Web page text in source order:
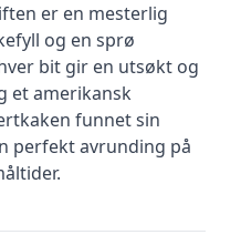
er en mesterlig
og en sprø
bit gir en utsøkt og
et amerikansk
funnet sin
perfekt avrunding på